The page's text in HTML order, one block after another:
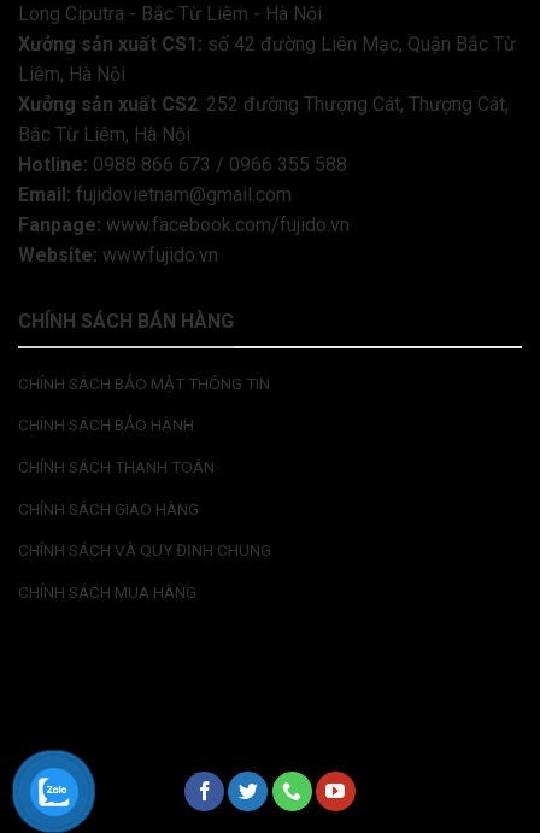
Long Ciputra - Bắc Từ Liêm - Hà Nội
Xưởng sản xuất CS1: số 42 đường Liên Mạc, Quận Bắc Từ
Liêm, Hà Nội
Xưởng sản xuất CS2: 252 đường Thượng Cát, Thượng Cát,
Bắc Từ Liêm, Hà Nội
Hotline: 0988 866 673 / 0966 355 588
Email: fujidovietnam@gmail.com
Fanpage: www.facebook.com/fujido.vn
Website: www.fujido.vn
CHÍNH SÁCH BÁN HÀNG
CHÍNH SÁCH BẢO MẬT THÔNG TIN
CHÍNH SÁCH BẢO HÀNH
CHÍNH SÁCH THANH TOÁN
CHÍNH SÁCH GIAO HÀNG
CHÍNH SÁCH VÀ QUY ĐỊNH CHUNG
CHÍNH SÁCH MUA HÀNG